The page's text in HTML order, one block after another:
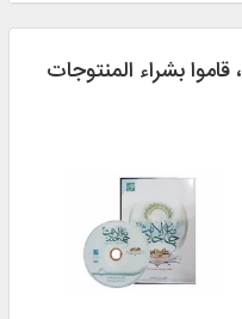
، قاموا بشراء المنتوجات